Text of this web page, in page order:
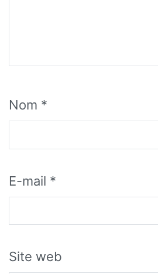
Nom *
E-mail *
Site web